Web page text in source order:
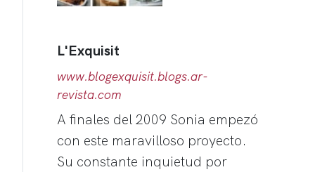
L'Exquisit
www.blogexquisit.blogs.ar-
revista.com
A finales del 2009 Sonia empezó
con este maravilloso proyecto.
Su constante inquietud por